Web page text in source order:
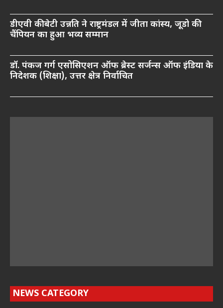
डीएवी की बेटी उन्नति ने राष्ट्रमंडल में जीता कांस्य, जूडो की
चैंपियन का हुआ भव्य सम्मान
डॉ. पंकज गर्ग एसोसिएशन ऑफ ब्रेस्ट सर्जन्स ऑफ इंडिया के
निदेशक (शिक्षा), उत्तर क्षेत्र निर्वाचित
NEWS CATEGORY